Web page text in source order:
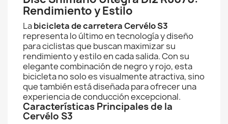
Rendimiento y Estilo
Labicicleta de carretera Cervélo S3
representa lo último en tecnología y diseño
para ciclistas que buscan maximizar su
rendimiento y estilo en cada salida. Con su
elegante combinación de negro y rojo, esta
bicicleta no solo es visualmente atractiva, sino
que también está diseñada para ofrecer una
experiencia de conducción excepcional.
Características Principales de la
Cervélo S3